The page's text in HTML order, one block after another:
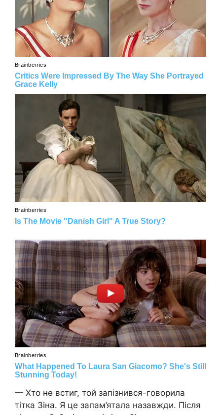
— Хто не встиг, той запізнився-говорила
тітка Зіна. Я це запам’ятала назавжди. Після